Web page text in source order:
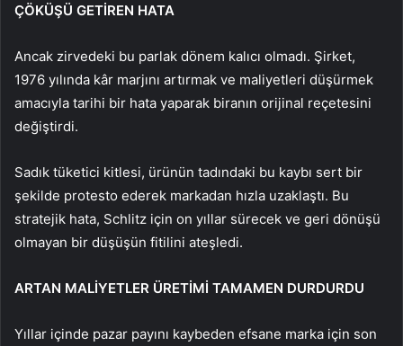
ÇÖKÜŞÜ GETİREN HATA
Ancak zirvedeki bu parlak dönem kalıcı olmadı. Şirket,
1976 yılında kâr marjını artırmak ve maliyetleri düşürmek
amacıyla tarihi bir hata yaparak biranın orijinal reçetesini
değiştirdi.
Sadık tüketici kitlesi, ürünün tadındaki bu kaybı sert bir
şekilde protesto ederek markadan hızla uzaklaştı. Bu
stratejik hata, Schlitz için on yıllar sürecek ve geri dönüşü
olmayan bir düşüşün fitilini ateşledi.
ARTAN MALİYETLER ÜRETİMİ TAMAMEN DURDURDU
Yıllar içinde pazar payını kaybeden efsane marka için son